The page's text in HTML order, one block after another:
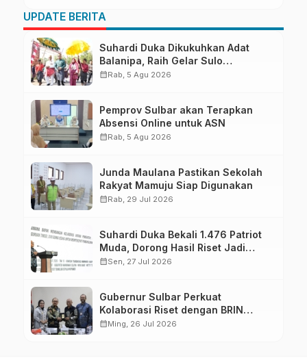
UPDATE BERITA
Suhardi Duka Dikukuhkan Adat
Balanipa, Raih Gelar Sulo
Tappidena
calendar_monthRab, 5 Agu 2026
Pemprov Sulbar akan Terapkan
Absensi Online untuk ASN
calendar_monthRab, 5 Agu 2026
Junda Maulana Pastikan Sekolah
Rakyat Mamuju Siap Digunakan
calendar_monthRab, 29 Jul 2026
Suhardi Duka Bekali 1.476 Patriot
Muda, Dorong Hasil Riset Jadi
Dasar Kebijakan Transmigrasi
calendar_monthSen, 27 Jul 2026
Gubernur Sulbar Perkuat
Kolaborasi Riset dengan BRIN
untuk Mendukung Pembangunan
calendar_monthMing, 26 Jul 2026